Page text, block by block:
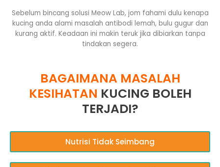
Sebelum bincang solusi Meow Lab, jom fahami dulu kenapa
kucing anda alami masalah antibodi lemah, bulu gugur dan
kurang aktif. Keadaan ini makin teruk jika dibiarkan tanpa
tindakan segera.
BAGAIMANA MASALAH
KESIHATAN KUCING BOLEH
TERJADI?
Nutrisi Tidak Seimbang